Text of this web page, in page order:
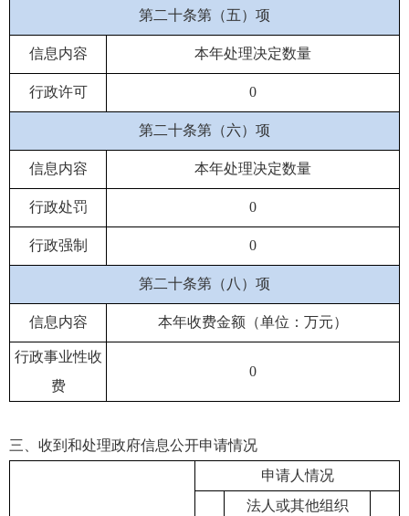
第二十条第（五）项
信息内容 本年处理决定数量
行政许可 0
第二十条第（六）项
信息内容 本年处理决定数量
行政处罚 0
行政强制 0
第二十条第（八）项
信息内容 本年收费金额（单位：万元）
行政事业性收
费
0
三、收到和处理政府信息公开申请情况
申请人情况
法人或其他组织